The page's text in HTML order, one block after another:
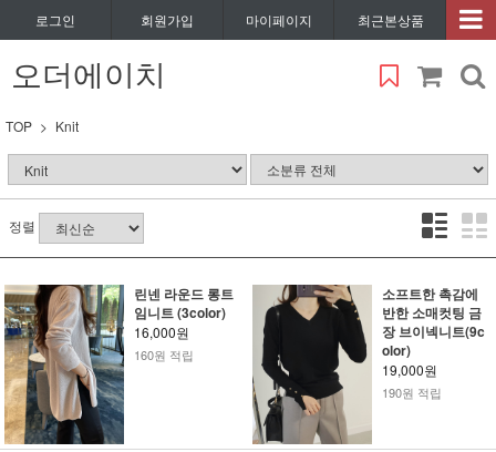
로그인 회원가입 마이페이지 최근본상품
오더에이치
TOP Knit
정렬
린넨 라운드 롱트
임니트 (3color)
16,000원
160원 적립
소프트한 촉감에
반한 소매컷팅 금
장 브이넥니트(9c
olor)
19,000원
190원 적립